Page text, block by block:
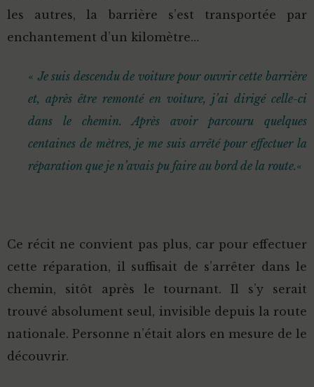
les autres, la barrière s’est transportée par
enchantement d’un kilomètre…
«Je suis descendu de voiture pour ouvrir cette barrière
et, après être remonté en voiture, j’ai dirigé celle-ci
dans le chemin. Après avoir parcouru quelques
centaines de mètres, je me suis arrêté pour effectuer la
réparation que je n’avais pu faire au bord de la route.«
Ce récit ne convient pas plus, car pour effectuer
cette réparation, il suffisait de s’arrêter dans le
chemin, sitôt après le tournant. Il s’y serait
trouvé absolument seul, invisible depuis la route
nationale. Personne n’était alors en mesure de le
découvrir.